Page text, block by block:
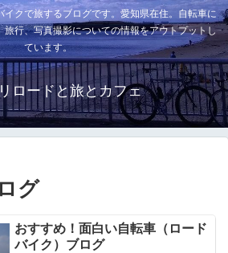
クで旅するブログです。愛知県在住。自転車に
旅行、写真撮影についての情報をアウトプットし
ています。
ロードと旅とカフェ
グ
おすすめ！面白い自転車（ロード
バイク）ブログ